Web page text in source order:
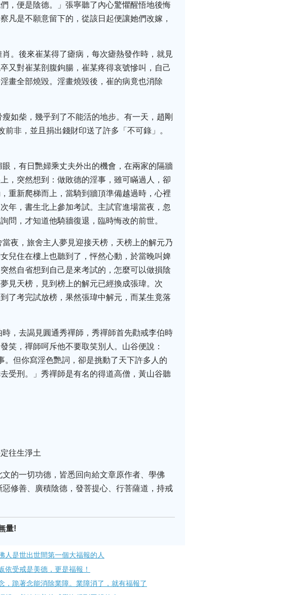
，便是陰德。」張寧聽了內心驚懼醒悟地後悔
凡是不願意留下的，從該日起便讓她們改嫁，
。後來崔某得了瘧病，每次瘧熱發作時，就見
又對崔某剖腹鉤腸，崔某疼得哀號慘叫，自己
畫全部燒毀。淫畫燒毀後，崔的病竟也消除
如柴，幾乎到了不能活的地步。有一天，趙剛
非，並且捐出錢財印送了許多「不可錄」。
，有日艷婦乘丈夫外出的機會，在兩家的隔牆
，突然想到：做敗德的淫事，雖可瞞過人，卻
重新爬梯而上，當騎到牆頂準備越過時，心裡
年，書生北上參加考試。主試官進場當夜，忽
問，才知道他騎牆復退，臨時悔改的前世。
夜，旅舍主人夢見迎接天榜，天榜上的解元乃
兒住在樓上也聽到了，怦然心動，於當晚叫婢
然自省想到自己是來考試的，怎麼可以做損陰
見天榜，見到榜上的解元已經換成張瑋。次
了考完試放榜，果然張瑋中解元，而某生竟落
，去謁見圓通秀禪師，秀禪師首先勸戒李伯時
笑，禪師呵斥他不要取笑別人。山谷便說：
。但你寫淫色艷詞，卻是挑動了天下許多人的
受刑。」秀禪師是有名的得道高僧，黃山谷聽
往生淨土
的一切功德，皆悉回向給文章原作者、學佛
修善、廣積陰德，發菩提心、行菩薩道，持戒
量!
人是世出世間第一個大福報的人
依受戒是美德，更是福報！
，跪著念能消除業障。業障消了，就有福報了